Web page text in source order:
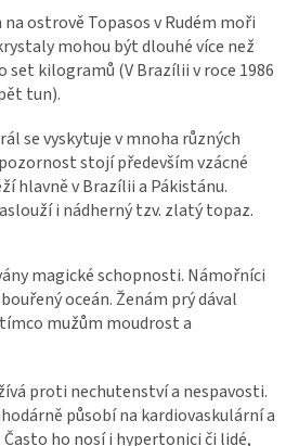
ostrově Topasos v Rudém moři
mohou být dlouhé více než
set kilogramů (V Brazílii v roce 1986
tun).
se vyskytuje v mnoha různých
stojí především vzácné
hlavně v Brazílii a Pákistánu.
i nádherný tzv. zlatý topaz.
magické schopnosti. Námořníci
oceán. Ženám prý dával
mužům moudrost a
proti nechutenství a nespavosti.
působí na kardiovaskulární a
ho nosí i hypertonici či lidé,